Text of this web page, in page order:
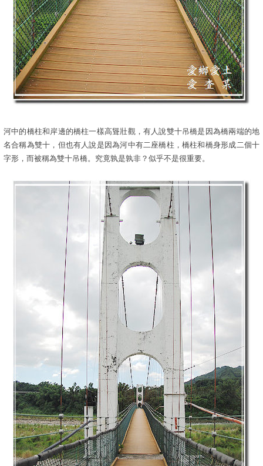
河中的橋柱和岸邊的橋柱一樣高聳壯觀，有人說雙十吊橋是因為橋兩端的地
名合稱為雙十，但也有人說是因為河中有二座橋柱，橋柱和橋身形成二個十
字形，而被稱為雙十吊橋。究竟孰是孰非？似乎不是很重要。